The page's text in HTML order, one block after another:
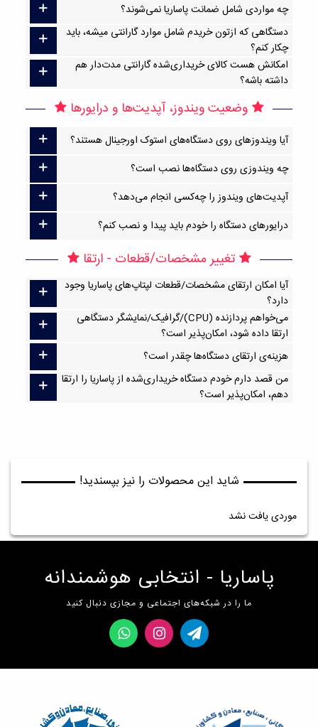
چه مواردی شامل ضمانت پاساریا نمی‌شوند؟
دستگاهی که ازتون خریدم شامل موارد گارانتی میشه، باید
چکار کنم؟
امکانش هست کالای خریداری‌شده گارانتی مدت‌دار هم
داشته باشه؟
وضعیت ویندوز، آپدیت‌ها و درایورها
آیا ویندوزهای روی دستگاه‌های استوک اورجینال هستند؟
چه ویندوزی روی دستگاه‌ها نصب است؟
آپدیت‌های ویندوز را چه‌کسی انجام می‌دهد؟
درایورهای دستگاه را خودم باید پیدا و نصب کنم؟
تغییر مشخصات/قطعات - ارتقا
آیا امکان ارتقا‌ی مشخصات/قطعات لپتاپ‌های پاساریا وجود
دارد؟
می‌خواهم پردازنده (CPU)/گرافیک/نمایشگر دستگاهی
ارتقا داده شود، امکان‌پذیر است؟
هزینه‌ی ارتقای دستگاه‌ها چقدر است؟
من قصد دارم خودم دستگاه خریداری‌شده از پاساریا را ارتقا
دهم، امکان‌پذیر است؟
شاید این محصولات را نیز بپسندید!
موردی یافت نشد
پاساریا - انتخابی هوشمندانه
ما را در شبکه‌های اجتماعی و مجازی دنبال کنید